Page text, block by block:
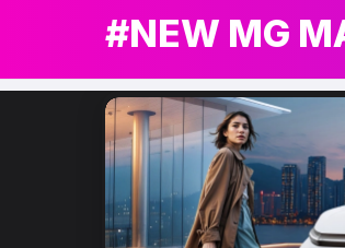
NEW MG
เรื่อง
ล่าสุด